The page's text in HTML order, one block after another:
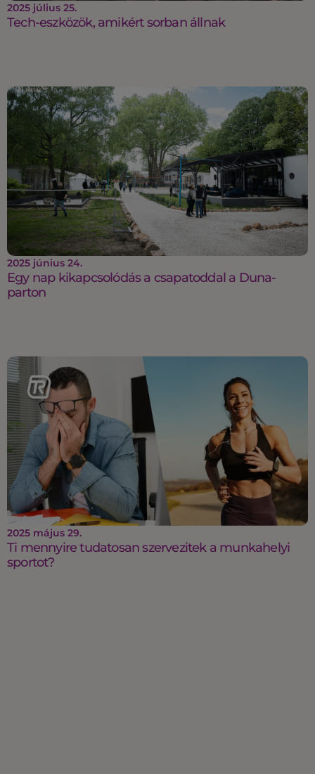
2025 július 25.
Tech-eszközök, amikért sorban állnak
2025 június 24.
Egy nap kikapcsolódás a csapatoddal a Duna-
parton
2025 május 29.
Ti mennyire tudatosan szervezitek a munkahelyi
sportot?